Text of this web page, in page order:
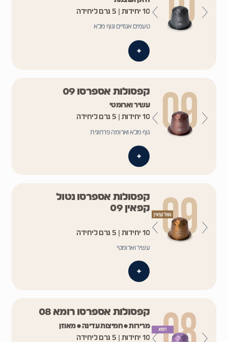
10 יחידות | 5 גרם ליחידה
טעמים אגוזיים וגוף מלא
+
קפסולות אספרסו 09
עשיר וארומטי
10 יחידות | 5 גרם ליחידה
גוף מלא וארומה פרחונית
+
קפסולות אספרסו נטול
קפאין 09
10 יחידות | 5 גרם ליחידה
עשיר וארומטי
+
קפסולות אספרסו רומא 08
מרירות • חמיצות עדינה • מאוזן
10 יחידות | 5 גרם ליחידה